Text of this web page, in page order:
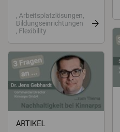
, Arbeitsplatzlösungen,
Bildungseinrichtungen
, Flexibility
ARTIKEL